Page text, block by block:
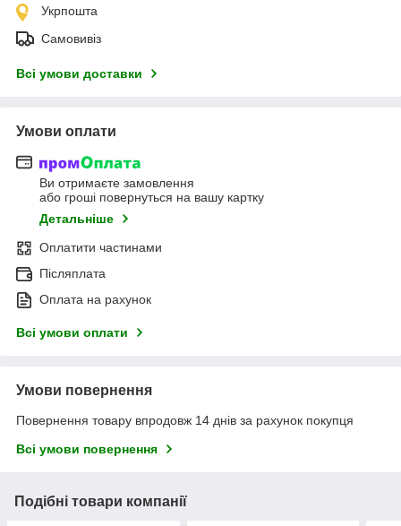
Укрпошта
Самовивіз
Всі умови доставки
Умови оплати
Ви отримаєте замовлення
або гроші повернуться на вашу картку
Детальніше
Оплатити частинами
Післяплата
Оплата на рахунок
Всі умови оплати
Умови повернення
Повернення товару впродовж 14 днів за рахунок покупця
Всі умови повернення
Подібні товари компанії